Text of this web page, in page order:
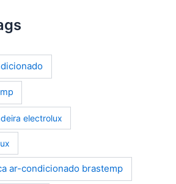
electrolux
ar-condicionado brastemp